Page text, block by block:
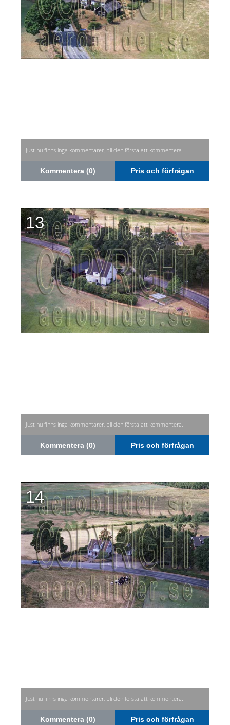
Just nu finns inga kommentarer, bli den första att kommentera.
Kommentera (0) Pris och förfrågan
13
Just nu finns inga kommentarer, bli den första att kommentera.
Kommentera (0) Pris och förfrågan
14
Just nu finns inga kommentarer, bli den första att kommentera.
Kommentera (0) Pris och förfrågan